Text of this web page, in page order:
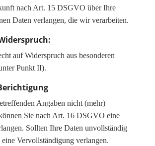
nach Art. 15 DSGVO über Ihre
Daten verlangen, die wir verarbeiten.
auf Widerspruch aus besonderen
Punkt II).
Angaben nicht (mehr)
Sie nach Art. 16 DSGVO eine
Sollten Ihre Daten unvollständig
Vervollständigung verlangen.